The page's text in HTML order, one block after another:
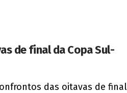
de final da Copa Sul-
das oitavas de